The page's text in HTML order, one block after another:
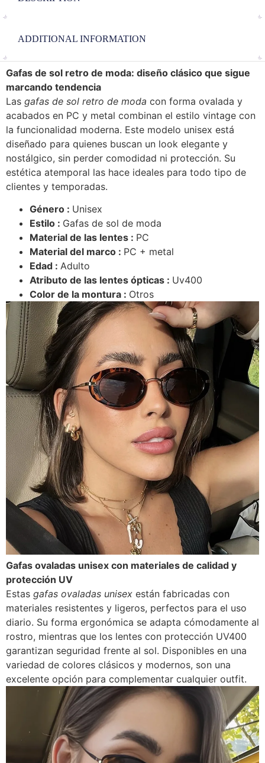
ADDITIONAL INFORMATION
Gafas de sol retro de moda: diseño clásico que sigue
marcando tendencia
Las gafas de sol retro de moda con forma ovalada y
acabados en PC y metal combinan el estilo vintage con
la funcionalidad moderna. Este modelo unisex está
diseñado para quienes buscan un look elegante y
nostálgico, sin perder comodidad ni protección. Su
estética atemporal las hace ideales para todo tipo de
clientes y temporadas.
Género : Unisex
Estilo : Gafas de sol de moda
Material de las lentes : PC
Material del marco : PC + metal
Edad : Adulto
Atributo de las lentes ópticas : Uv400
Color de la montura : Otros
Gafas ovaladas unisex con materiales de calidad y
protección UV
Estas gafas ovaladas unisex están fabricadas con
materiales resistentes y ligeros, perfectos para el uso
diario. Su forma ergonómica se adapta cómodamente al
rostro, mientras que los lentes con protección UV400
garantizan seguridad frente al sol. Disponibles en una
variedad de colores clásicos y modernos, son una
excelente opción para complementar cualquier outfit.